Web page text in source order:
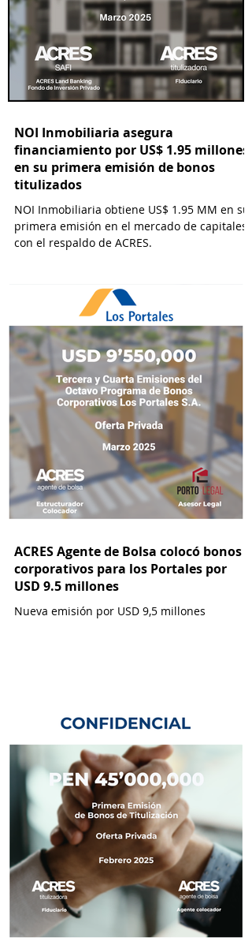
NOI Inmobiliaria asegura
financiamiento por US$ 1.95 millones
en su primera emisión de bonos
titulizados
NOI Inmobiliaria obtiene US$ 1.95 MM en su
primera emisión en el mercado de capitales
con el respaldo de ACRES.
ACRES Agente de Bolsa colocó bonos
corporativos para los Portales por
USD 9.5 millones
Nueva emisión por USD 9,5 millones